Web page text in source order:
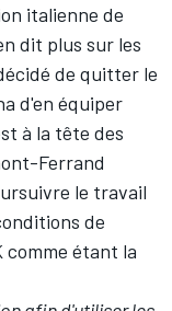
italienne de
dit plus sur les
de quitter le
d'en équiper
à la tête des
Ferrand
le travail
de
comme étant la